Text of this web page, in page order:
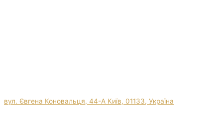
вул. Євгена Коновальця, 44-А Київ, 01133, Україна